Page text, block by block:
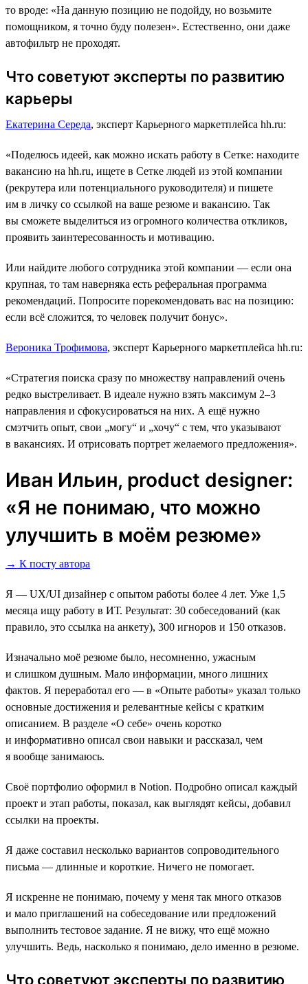
то вроде: «На данную позицию не подойду, но возьмите
помощником, я точно буду полезен». Естественно, они даже
автофильтр не проходят.
Что советуют эксперты по развитию
карьеры
Екатерина Середа, эксперт Карьерного маркетплейса hh.ru:
«Поделюсь идеей, как можно искать работу в Сетке: находите
вакансию на hh.ru, ищете в Сетке людей из этой компании
(рекрутера или потенциального руководителя) и пишете
им в личку со ссылкой на ваше резюме и вакансию. Так
вы сможете выделиться из огромного количества откликов,
проявить заинтересованность и мотивацию.
Или найдите любого сотрудника этой компании ― если она
крупная, то там наверняка есть реферальная программа
рекомендаций. Попросите порекомендовать вас на позицию:
если всё сложится, то человек получит бонус».
Вероника Трофимова, эксперт Карьерного маркетплейса hh.ru:
«Стратегия поиска сразу по множеству направлений очень
редко выстреливает. В идеале нужно взять максимум 2–3
направления и сфокусироваться на них. А ещё нужно
смэтчить опыт, свои „могу“ и „хочу“ с тем, что указывают
в вакансиях. И отрисовать портрет желаемого предложения».
Иван Ильин, product designer:
«Я не понимаю, что можно
улучшить в моём резюме»
→ К посту автора
Я — UX/UI дизайнер с опытом работы более 4 лет. Уже 1,5
месяца ищу работу в ИТ. Результат: 30 собеседований (как
правило, это ссылка на анкету), 300 игноров и 150 отказов.
Изначально моё резюме было, несомненно, ужасным
и слишком душным. Мало информации, много лишних
фактов. Я переработал его ― в «Опыте работы» указал только
основные достижения и релевантные кейсы с кратким
описанием. В разделе «О себе» очень коротко
и информативно описал свои навыки и рассказал, чем
я вообще занимаюсь.
Своё портфолио оформил в Notion. Подробно описал каждый
проект и этап работы, показал, как выглядят кейсы, добавил
ссылки на проекты.
Я даже составил несколько вариантов сопроводительного
письма ― длинные и короткие. Ничего не помогает.
Я искренне не понимаю, почему у меня так много отказов
и мало приглашений на собеседование или предложений
выполнить тестовое задание. Я не вижу, что ещё можно
улучшить. Ведь, насколько я понимаю, дело именно в резюме.
Что советуют эксперты по развитию